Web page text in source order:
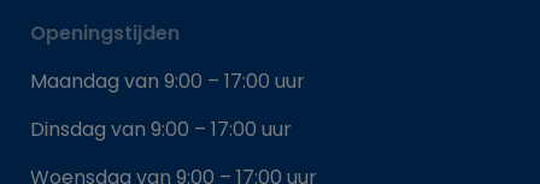
Openingstijden
Maandag van 9:00 – 17:00 uur
Dinsdag van 9:00 – 17:00 uur
Woensdag van 9:00 – 17:00 uur